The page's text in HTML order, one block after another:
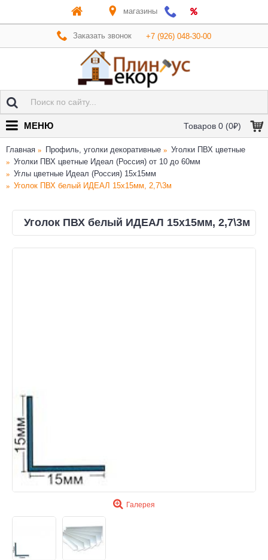
магазины
Заказать звонок +7 (926) 048-30-00
Товаров 0 (0₽)
МЕНЮ
Главная Профиль, уголки декоративные
Уголки ПВХ цветные
Уголки ПВХ цветные Идеал (Россия) от 10 до 60мм
Углы цветные Идеал (Россия) 15х15мм
Уголок ПВХ белый ИДЕАЛ 15х15мм, 2,7\3м
Уголок ПВХ белый ИДЕАЛ 15х15мм, 2,7\3м
Галерея